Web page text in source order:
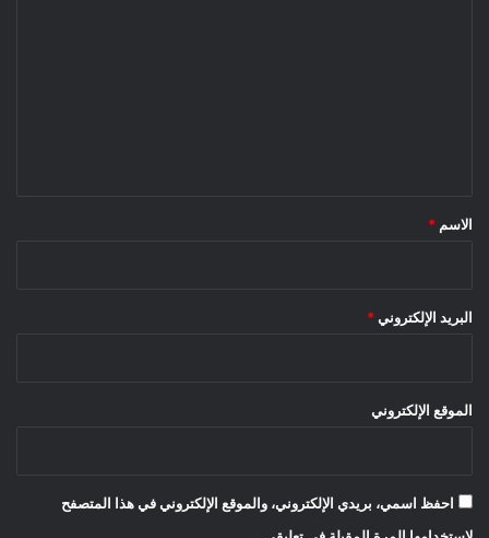
*
الاسم *
البريد الإلكتروني *
الموقع الإلكتروني
احفظ اسمي، بريدي الإلكتروني، والموقع الإلكتروني في هذا المتصفح